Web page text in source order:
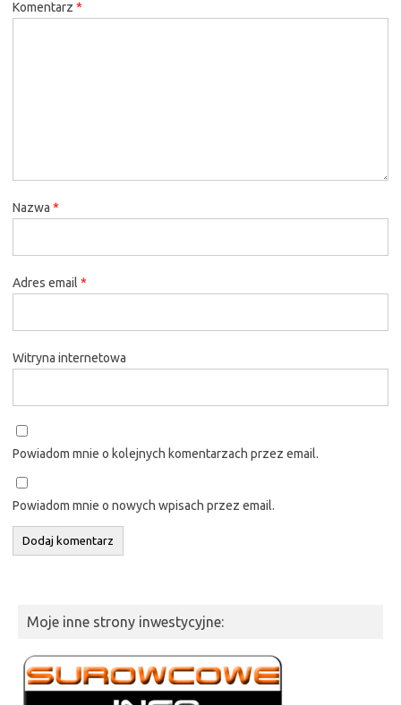
Komentarz *
Nazwa *
Adres email *
Witryna internetowa
Powiadom mnie o kolejnych komentarzach przez email.
Powiadom mnie o nowych wpisach przez email.
Moje inne strony inwestycyjne: